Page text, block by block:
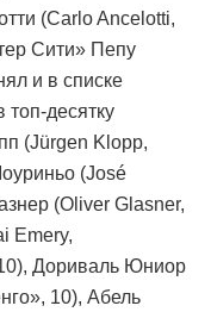
(Carlo Ancelotti,
Сити» Пепу
и в списке
топ-десятку
(Jürgen Klopp,
(José
(Oliver Glasner,
Emery,
Дориваль Юниор
10), Абель